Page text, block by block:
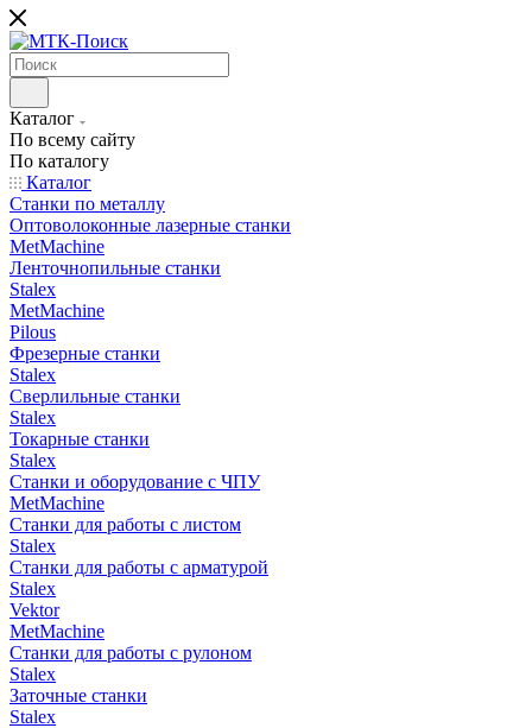
Каталог
По всему сайту
По каталогу
Каталог
Станки по металлу
Оптоволоконные лазерные станки
MetMachine
Ленточнопильные станки
Stalex
MetMachine
Pilous
Фрезерные станки
Stalex
Сверлильные станки
Stalex
Токарные станки
Stalex
Станки и оборудование с ЧПУ
MetMachine
Станки для работы с листом
Stalex
Станки для работы с арматурой
Stalex
Vektor
MetMachine
Станки для работы с рулоном
Stalex
Заточные станки
Stalex